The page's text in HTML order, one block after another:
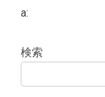
a:
検索